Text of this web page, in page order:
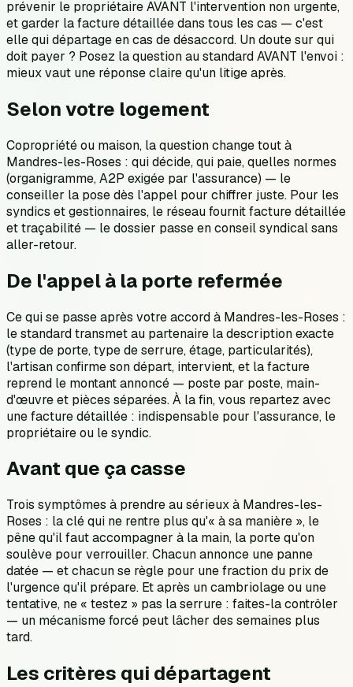
prévenir le propriétaire AVANT l'intervention non urgente,
et garder la facture détaillée dans tous les cas — c'est
elle qui départage en cas de désaccord. Un doute sur qui
doit payer ? Posez la question au standard AVANT l'envoi :
mieux vaut une réponse claire qu'un litige après.
Selon votre logement
Copropriété ou maison, la question change tout à
Mandres-les-Roses : qui décide, qui paie, quelles normes
(organigramme, A2P exigée par l'assurance) — le
conseiller la pose dès l'appel pour chiffrer juste. Pour les
syndics et gestionnaires, le réseau fournit facture détaillée
et traçabilité — le dossier passe en conseil syndical sans
aller-retour.
De l'appel à la porte refermée
Ce qui se passe après votre accord à Mandres-les-Roses :
le standard transmet au partenaire la description exacte
(type de porte, type de serrure, étage, particularités),
l'artisan confirme son départ, intervient, et la facture
reprend le montant annoncé — poste par poste, main-
d'œuvre et pièces séparées. À la fin, vous repartez avec
une facture détaillée : indispensable pour l'assurance, le
propriétaire ou le syndic.
Avant que ça casse
Trois symptômes à prendre au sérieux à Mandres-les-
Roses : la clé qui ne rentre plus qu'« à sa manière », le
pêne qu'il faut accompagner à la main, la porte qu'on
soulève pour verrouiller. Chacun annonce une panne
datée — et chacun se règle pour une fraction du prix de
l'urgence qu'il prépare. Et après un cambriolage ou une
tentative, ne « testez » pas la serrure : faites-la contrôler
— un mécanisme forcé peut lâcher des semaines plus
tard.
Les critères qui départagent